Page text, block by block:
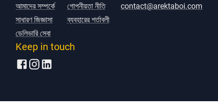
আমাদের সম্পর্কে
সাধারণ জিজ্ঞাসা
ডেলিভারি সেবা
গোপনীয়তা নীতি
ব্যবহারের শর্তাবলী
contact@arektaboi.com
Keep in touch